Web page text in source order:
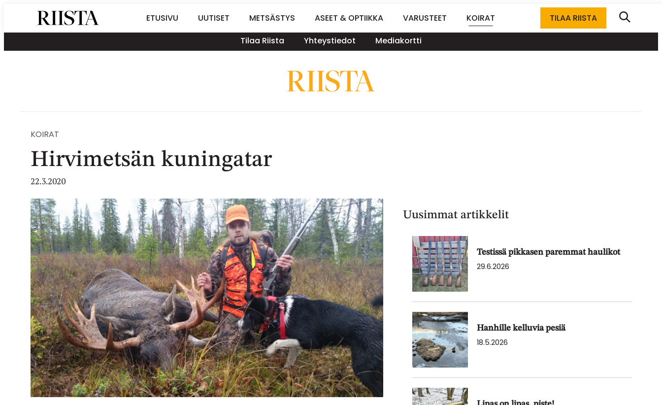
sisältöön
Riistalehti.fi
Metsästyksen
erikoislehti
ETUSIVU UUTISET METSÄSTYS ASEET & OPTIIKKA VARUSTEET KOIRAT
TILAA RIISTA
Tilaa Riista
Yhteystiedot Mediakortti
KOIRAT
Hirvimetsän kuningatar
22.3.2020
Uusimmat artikkelit
Testissä pikkasen paremmat haulikot
29.6.2026
Hanhille kelluvia pesiä
18.5.2026